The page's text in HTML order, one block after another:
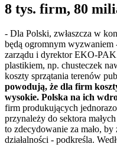
8 tys. firm, 80
- Dla Polski, zwłaszcza w
będą ogromnym wyzwaniem
zarządu i dyrektor EKO-
plastikiem, np. chusteczek
koszty sprzątania terenów
powodują, że dla firm
wysokie. Polska na ich
firm produkujących
przynależy do sektora
to zdecydowanie za mało,
działalności - podkreśla.